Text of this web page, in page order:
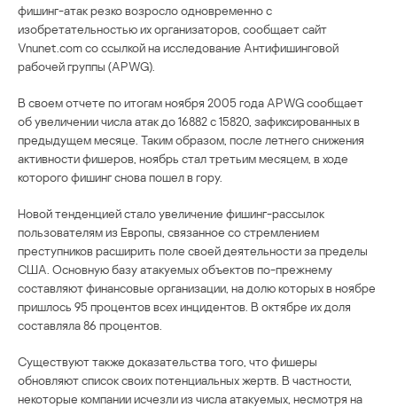
фишинг-атак резко возросло одновременно с
изобретательностью их организаторов, сообщает сайт
Vnunet.com со ссылкой на исследование Антифишинговой
рабочей группы (APWG).
В своем отчете по итогам ноября 2005 года APWG сообщает
об увеличении числа атак до 16882 с 15820, зафиксированных в
предыдущем месяце. Таким образом, после летнего снижения
активности фишеров, ноябрь стал третьим месяцем, в ходе
которого фишинг снова пошел в гору.
Новой тенденцией стало увеличение фишинг-рассылок
пользователям из Европы, связанное со стремлением
преступников расширить поле своей деятельности за пределы
США. Основную базу атакуемых объектов по-прежнему
составляют финансовые организации, на долю которых в ноябре
пришлось 95 процентов всех инцидентов. В октябре их доля
составляла 86 процентов.
Существуют также доказательства того, что фишеры
обновляют список своих потенциальных жертв. В частности,
некоторые компании исчезли из числа атакуемых, несмотря на